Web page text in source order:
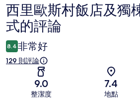
評
論
西里歐斯村飯店及獨
式的評論
8.4 非常好
129 則評論
9.0
整潔度
7.4
地點